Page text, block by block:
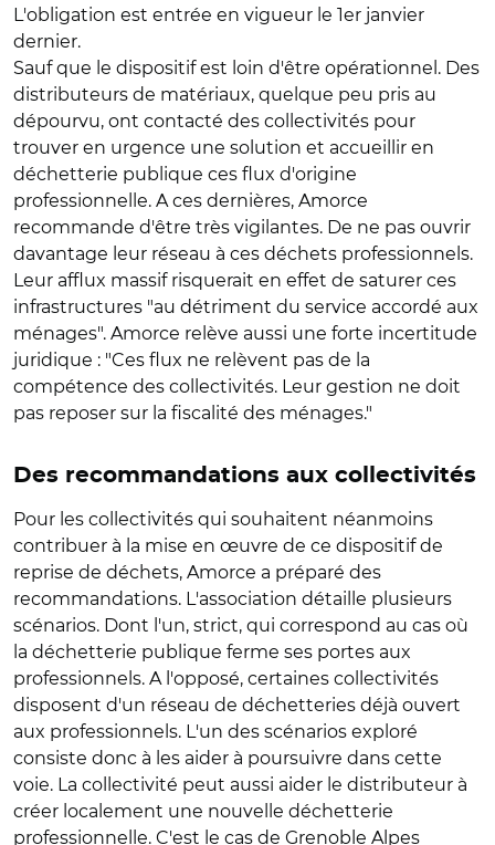
L'obligation est entrée en vigueur le 1er janvier
dernier.
Sauf que le dispositif est loin d'être opérationnel. Des
distributeurs de matériaux, quelque peu pris au
dépourvu, ont contacté des collectivités pour
trouver en urgence une solution et accueillir en
déchetterie publique ces flux d'origine
professionnelle. A ces dernières, Amorce
recommande d'être très vigilantes. De ne pas ouvrir
davantage leur réseau à ces déchets professionnels.
Leur afflux massif risquerait en effet de saturer ces
infrastructures "au détriment du service accordé aux
ménages". Amorce relève aussi une forte incertitude
juridique : "Ces flux ne relèvent pas de la
compétence des collectivités. Leur gestion ne doit
pas reposer sur la fiscalité des ménages."
Des recommandations aux collectivités
Pour les collectivités qui souhaitent néanmoins
contribuer à la mise en œuvre de ce dispositif de
reprise de déchets, Amorce a préparé des
recommandations. L'association détaille plusieurs
scénarios. Dont l'un, strict, qui correspond au cas où
la déchetterie publique ferme ses portes aux
professionnels. A l'opposé, certaines collectivités
disposent d'un réseau de déchetteries déjà ouvert
aux professionnels. L'un des scénarios exploré
consiste donc à les aider à poursuivre dans cette
voie. La collectivité peut aussi aider le distributeur à
créer localement une nouvelle déchetterie
professionnelle. C'est le cas de Grenoble Alpes